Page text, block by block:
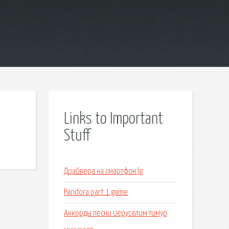
Links to Important
Stuff
Драйвера на смартфон lg
Pandora part 1 game
Аккорды песни иерусалим тимур